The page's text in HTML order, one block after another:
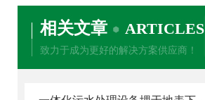
相关文章 ARTICLES
致力于成为更好的解决方案供应商！